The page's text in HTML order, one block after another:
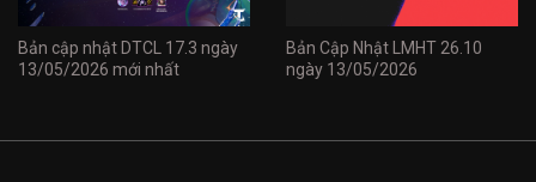
Bản cập nhật DTCL 17.3 ngày
13/05/2026 mới nhất
Bản Cập Nhật LMHT 26.10
ngày 13/05/2026